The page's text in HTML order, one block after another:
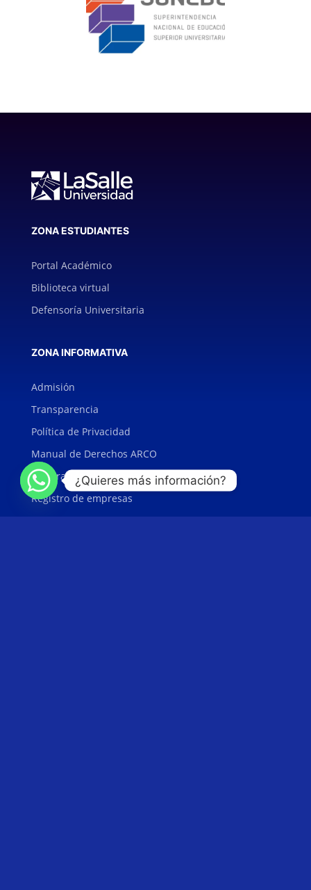
ZONA ESTUDIANTES
Portal Académico
Biblioteca virtual
Defensoría Universitaria
ZONA INFORMATIVA
Admisión
Transparencia
Política de Privacidad
Manual de Derechos ARCO
Facturación electrónica
Registro de empresas
¿Quieres más información?